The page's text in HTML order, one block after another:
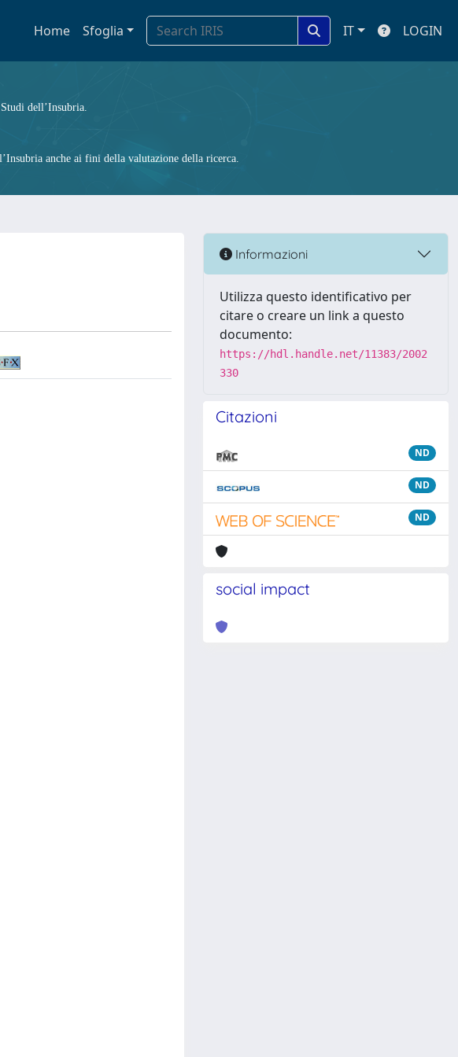
Home Sfoglia IT LOGIN
dell’Insubria.
anche ai fini della valutazione della ricerca.
Informazioni
Utilizza questo identificativo per
citare o creare un link a questo
documento:
https://hdl.handle.net/11383/2002
330
Citazioni
ND
ND
ND
social impact